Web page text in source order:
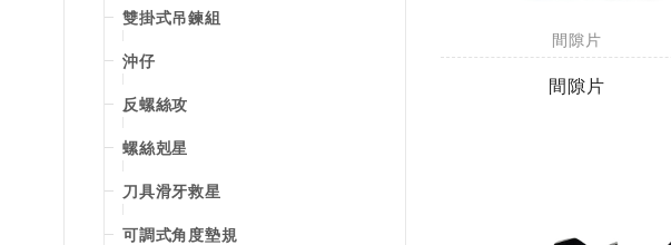
雙掛式吊鍊組
沖仔
反螺絲攻
螺絲剋星
刀具滑牙救星
可調式角度墊規
間隙片
間隙片